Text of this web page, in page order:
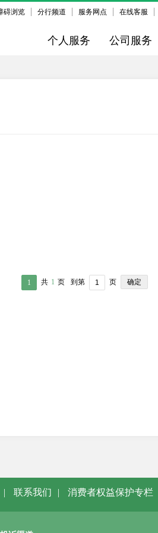
碍浏览 分行频道 服务网点 在线客服
个人服务 公司服务
1 共 1 页 到第 页 确定
| 联系我们 | 消费者权益保护专栏